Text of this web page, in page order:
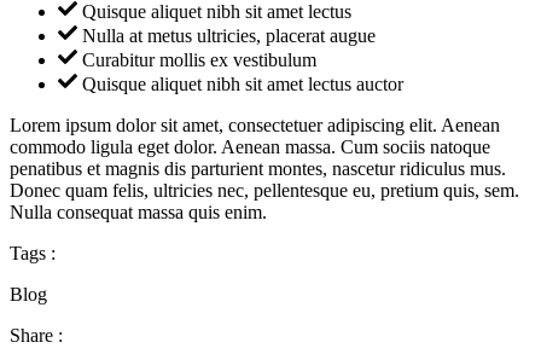
Quisque aliquet nibh sit amet lectus
Nulla at metus ultricies, placerat augue
Curabitur mollis ex vestibulum
Quisque aliquet nibh sit amet lectus auctor
Lorem ipsum dolor sit amet, consectetuer adipiscing elit. Aenean
commodo ligula eget dolor. Aenean massa. Cum sociis natoque
penatibus et magnis dis parturient montes, nascetur ridiculus mus.
Donec quam felis, ultricies nec, pellentesque eu, pretium quis, sem.
Nulla consequat massa quis enim.
Tags :
Blog
Share :